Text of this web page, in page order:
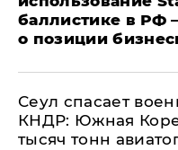
баллистике в РФ
о позиции
​Сеул спасает
КНДР: Южная
тысяч тонн